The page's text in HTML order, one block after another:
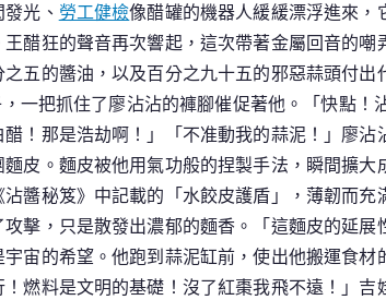
光、 勞工健檢像醋罐的機器人緩緩漂浮進來，
醋狂的聲音再次響起，這次帶著金屬回音的
五的醬油，以及百分之九十五的邪惡蒜頭付
一把抓住了廖沾沾的褲腳催促著他。「快點
！那是浩劫啊！」「不准動我的蒜泥！」廖
皮。麵皮被他用氣功般的捏製手法，瞬間擴
醬秘笈》中記載的「水餃皮護盾」，薄韌而
擊，只是散發出濃郁的麵香。「這麵皮的延
宙的希望。他跑到蒜泥缸前，使出他搬運食
燃料是文明的基礎！沒了紅棗我飛不遠！」